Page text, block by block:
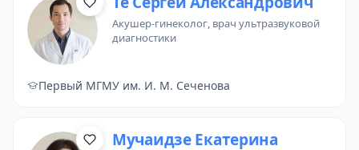
акушер-гинеколог, врач ультразвуковой
диагностики
Первый МГМУ им. И. М. Сеченова
Мучаидзе Екатерина